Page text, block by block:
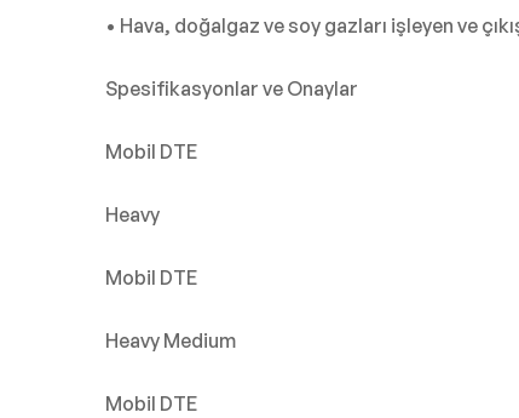
• Hava, doğalgaz ve soy gazları işleyen ve
Spesifikasyonlar ve Onaylar
Mobil DTE
Heavy
Mobil DTE
Heavy Medium
Mobil DTE